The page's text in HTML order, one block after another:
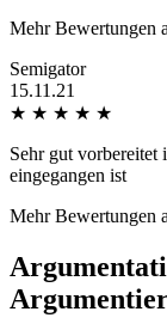
Mehr Bewertungen
Semigator
15.11.21
★ ★ ★ ★ ★
Sehr gut vorbereitet
eingegangen ist
Mehr Bewertungen